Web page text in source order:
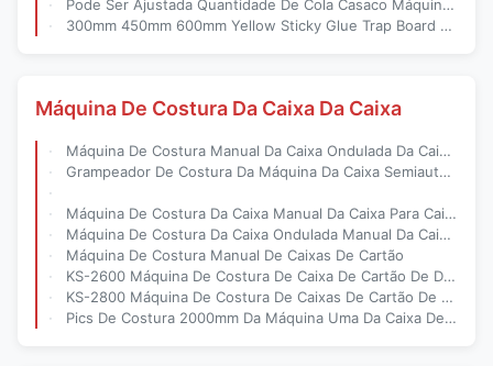
Pode Ser Ajustada Quantidade De Cola Casaco Máquina De Fazer Placas De Armadilha De Cola Para Ratos Fornecendo Tamanho Do Produto Conforme Requisito Do Cliente
300mm 450mm 600mm Yellow Sticky Glue Trap Board Making Machine For Agriculture
Máquina De Costura Da Caixa Da Caixa
Máquina De Costura Manual Da Caixa Ondulada Da Caixa Com Servocontrol Dobro
Grampeador De Costura Da Máquina Da Caixa Semiautomática Da Caixa Para A Caixa Da Caixa
Máquina De Costura Da Caixa Manual Da Caixa Para Caixa Ondulada Da Caixa
Máquina De Costura Da Caixa Ondulada Manual Da Caixa Forte E Durável
Máquina De Costura Manual De Caixas De Cartão
KS-2600 Máquina De Costura De Caixa De Cartão De Duas Peças Com Servomotor
KS-2800 Máquina De Costura De Caixas De Cartão De Duas peças1 - 2 Servomotor
Pics De Costura 2000mm Da Máquina Uma Da Caixa De Alta Velocidade Da Caixa Do Servo Motor